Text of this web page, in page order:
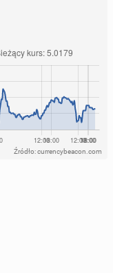
Źródło: currencybeacon.com